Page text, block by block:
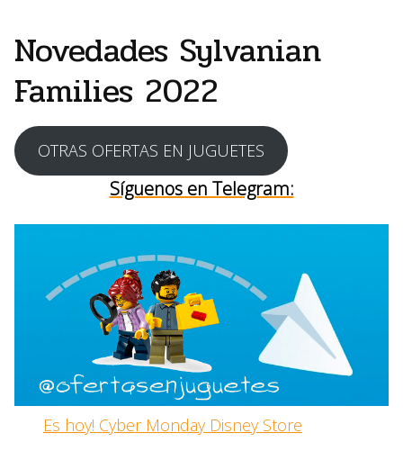
Novedades Sylvanian
Families 2022
OTRAS OFERTAS EN JUGUETES
Síguenos en Telegram:
Es hoy! Cyber Monday Disney Store